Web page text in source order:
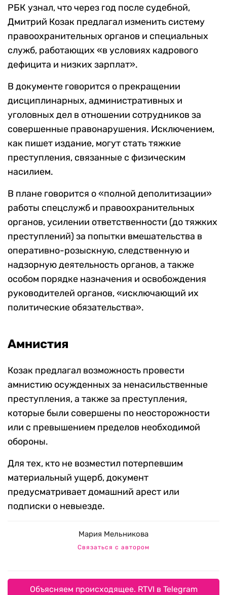
РБК узнал, что через год после судебной,
Дмитрий Козак предлагал изменить систему
правоохранительных органов и специальных
служб, работающих «в условиях кадрового
дефицита и низких зарплат».
В документе говорится о прекращении
дисциплинарных, административных и
уголовных дел в отношении сотрудников за
совершенные правонарушения. Исключением,
как пишет издание, могут стать тяжкие
преступления, связанные с физическим
насилием.
В плане говорится о «полной деполитизации»
работы спецслужб и правоохранительных
органов, усилении ответственности (до тяжких
преступлений) за попытки вмешательства в
оперативно-розыскную, следственную и
надзорную деятельность органов, а также
особом порядке назначения и освобождения
руководителей органов, «исключающий их
политические обязательства».
Амнистия
Козак предлагал возможность провести
амнистию осужденных за ненасильственные
преступления, а также за преступления,
которые были совершены по неосторожности
или с превышением пределов необходимой
обороны.
Для тех, кто не возместил потерпевшим
материальный ущерб, документ
предусматривает домашний арест или
подписки о невыезде.
Мария Мельникова
Связаться с автором
Объясняем происходящее. RTVI в Telegram